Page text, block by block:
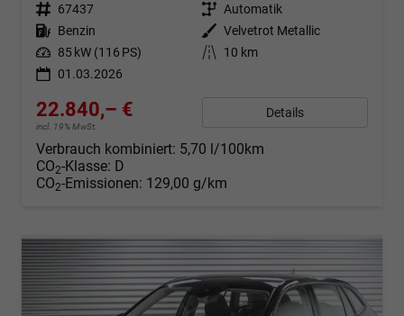
Fahrzeugnr. 67437 Getriebe Automatik
Kraftstoff Benzin Außenfarbe Velvetrot Metallic
Leistung 85 kW (116 PS) Kilometerstand
10 km
01.03.2026
22.840,– €
incl. 19% MwSt.
Details
Verbrauch kombiniert: 5,70 l/100km
CO2-Klasse: D
CO2-Emissionen: 129,00 g/km